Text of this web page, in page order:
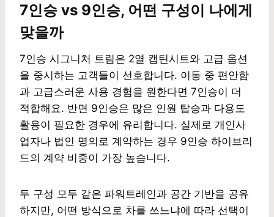
7인승 vs 9인승, 어떤 구성이 나에게
맞을까
7인승 시그니처 트림은 2열 캡틴시트와 고급 옵션
을 중시하는 고객들이 선호합니다. 이동 중 편안함
과 고급스러운 사용 경험을 원한다면 7인승이 더
적합해요. 반면 9인승은 많은 인원 탑승과 다용도
활용이 필요한 경우에 유리합니다. 실제로 개인사
업자나 법인 명의로 계약하는 경우 9인승 하이브리
드의 계약 비중이 가장 높습니다.
두 구성 모두 같은 파워트레인과 공간 기반을 공유
하지만, 어떤 방식으로 차를 쓰느냐에 따라 선택이